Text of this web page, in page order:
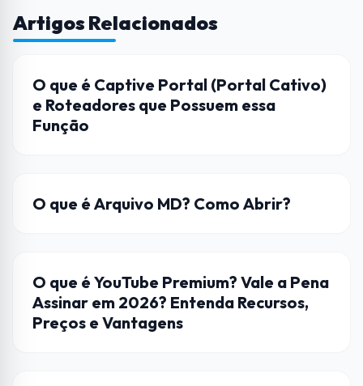
Artigos Relacionados
REDES
O que é Captive Portal (Portal Cativo)
e Roteadores que Possuem essa
Função
ARQUIVOS
O que é Arquivo MD? Como Abrir?
STREAMING
O que é YouTube Premium? Vale a Pena
Assinar em 2026? Entenda Recursos,
Preços e Vantagens